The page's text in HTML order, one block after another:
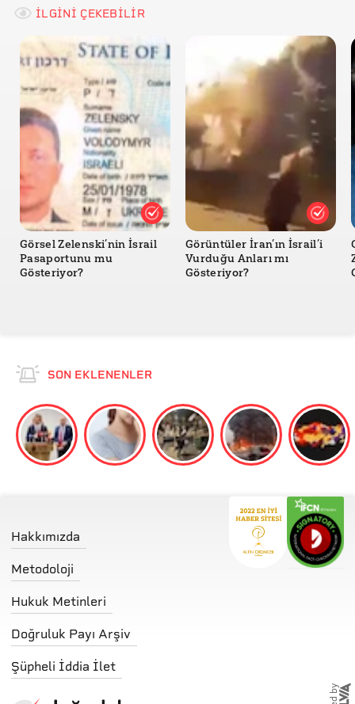
İLGİNİ ÇEKEBİLİR
Görsel Zelenski’nin İsrail
Pasaportunu mu
Gösteriyor?
Görüntüler İran’ın İsrail’i
Vurduğu Anları mı
Gösteriyor?
SON EKLENENLER
Hakkımızda
Metodoloji
Hukuk Metinleri
Doğruluk Payı Arşiv
Şüpheli İddia İlet